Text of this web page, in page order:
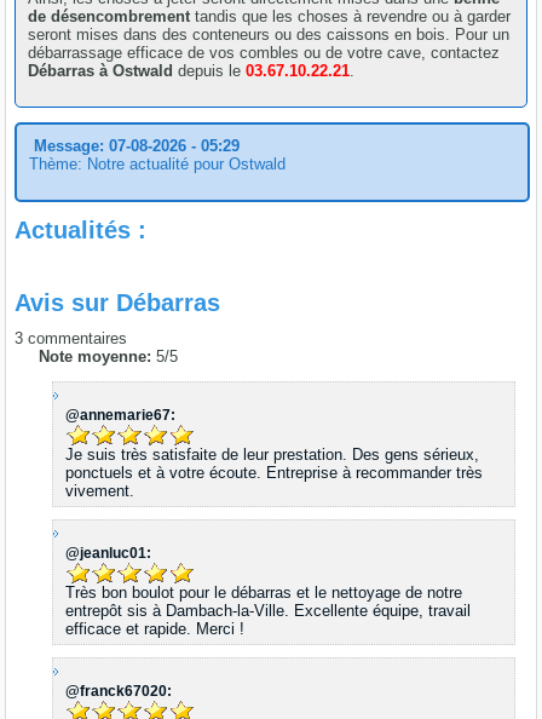
de désencombrement tandis que les choses à revendre ou à garder
seront mises dans des conteneurs ou des caissons en bois. Pour un
débarrassage efficace de vos combles ou de votre cave, contactez
Débarras à Ostwalddepuis le03.67.10.22.21
Message: 07-08-2026 - 05:29
Thème: Notre actualité pour Ostwald
Actualités :
Avis sur Débarras
3 commentaires
Note moyenne:5/5
@annemarie67:
Je suis très satisfaite de leur prestation. Des gens sérieux,
ponctuels et à votre écoute. Entreprise à recommander très
vivement.
@jeanluc01:
Très bon boulot pour le débarras et le nettoyage de notre
entrepôt sis à Dambach-la-Ville. Excellente équipe, travail
efficace et rapide. Merci !
@franck67020: